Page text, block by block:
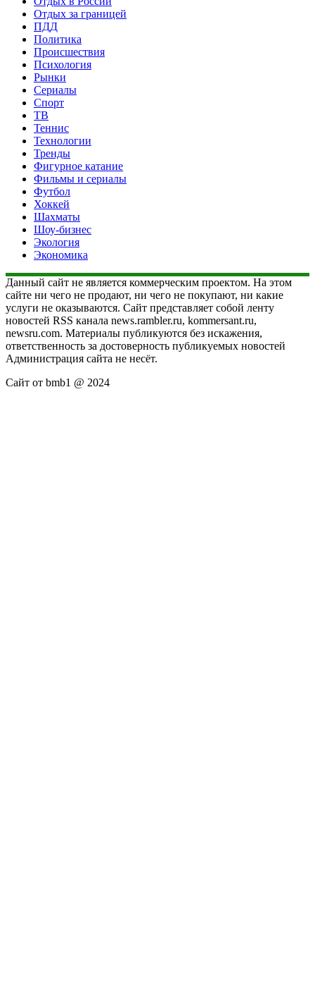
Отдых за границей
ПДД
Политика
Происшествия
Психология
Рынки
Сериалы
Спорт
ТВ
Теннис
Технологии
Тренды
Фигурное катание
Фильмы и сериалы
Футбол
Хоккей
Шахматы
Шоу-бизнес
Экология
Экономика
Данный сайт не является коммерческим проектом. На этом
сайте ни чего не продают, ни чего не покупают, ни какие
услуги не оказываются. Сайт представляет собой ленту
новостей RSS канала news.rambler.ru, kommersant.ru,
newsru.com. Материалы публикуются без искажения,
ответственность за достоверность публикуемых новостей
Администрация сайта не несёт.
Сайт от bmb1 @ 2024